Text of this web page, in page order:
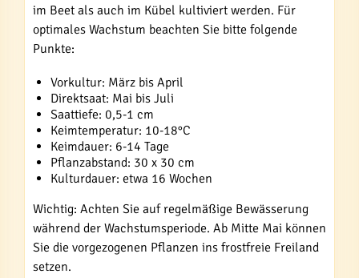
im Beet als auch im Kübel kultiviert werden. Für
optimales Wachstum beachten Sie bitte folgende
Punkte:
Vorkultur: März bis April
Direktsaat: Mai bis Juli
Saattiefe: 0,5-1 cm
Keimtemperatur: 10-18°C
Keimdauer: 6-14 Tage
Pflanzabstand: 30 x 30 cm
Kulturdauer: etwa 16 Wochen
Wichtig: Achten Sie auf regelmäßige Bewässerung
während der Wachstumsperiode. Ab Mitte Mai können
Sie die vorgezogenen Pflanzen ins frostfreie Freiland
setzen.